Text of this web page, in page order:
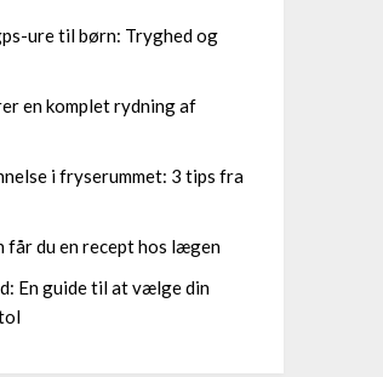
ure til børn: Tryghed og
en komplet rydning af
i fryserummet: 3 tips fra
får du en recept hos lægen
En guide til at vælge din